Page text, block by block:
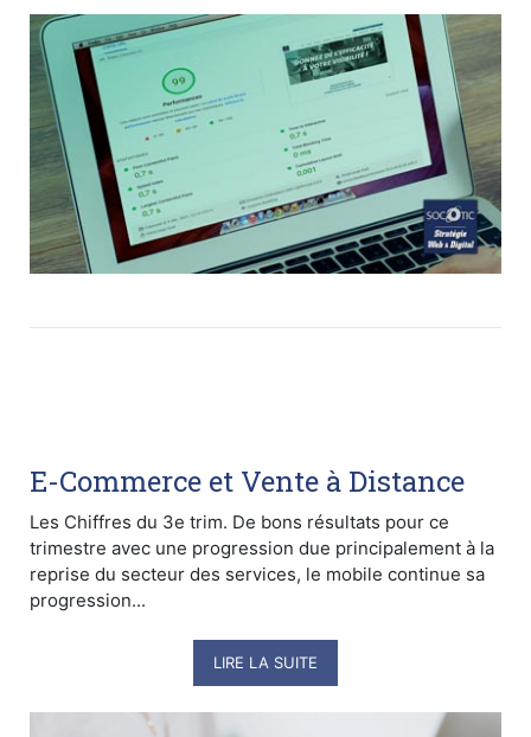
E-Commerce et Vente à Distance
Les Chiffres du 3e trim. De bons résultats pour ce
trimestre avec une progression due principalement à la
reprise du secteur des services, le mobile continue sa
progression...
LIRE LA SUITE